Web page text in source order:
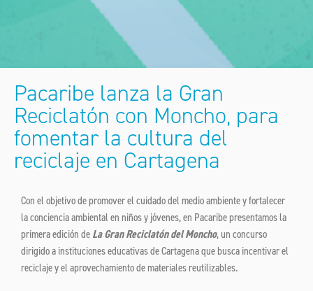
Pacaribe lanza la Gran
Reciclatón con Moncho, para
fomentar la cultura del
reciclaje en Cartagena
Con el objetivo de promover el cuidado del medio ambiente y fortalecer
la conciencia ambiental en niños y jóvenes, en Pacaribe presentamos la
primera edición deLa Gran Reciclatón del Moncho, un concurso
dirigido a instituciones educativas de Cartagena que busca incentivar el
reciclaje y el aprovechamiento de materiales reutilizables.